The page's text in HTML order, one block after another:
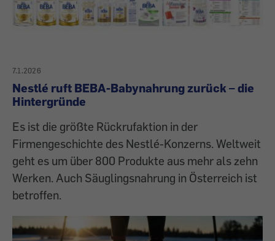
7.1.2026
Nestlé ruft BEBA-Babynahrung zurück – die
Hintergründe
Es ist die größte Rückrufaktion in der
Firmengeschichte des Nestlé-Konzerns. Weltweit
geht es um über 800 Produkte aus mehr als zehn
Werken. Auch Säuglingsnahrung in Österreich ist
betroffen.